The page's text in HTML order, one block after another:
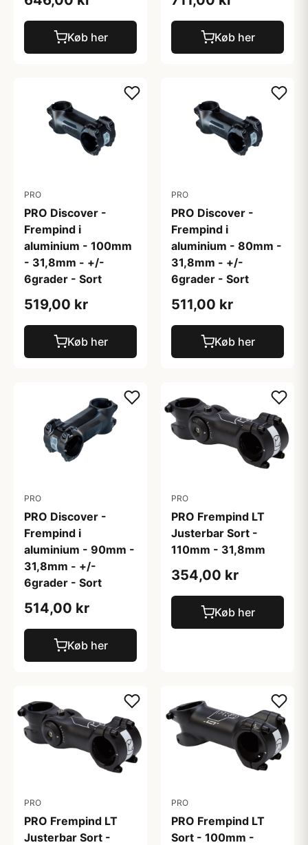
Køb her Køb her
PRO
PRO Discover -
Frempind i
aluminium - 100mm
- 31,8mm - +/-
6grader - Sort
519,00 kr
Køb her
PRO
PRO Discover -
Frempind i
aluminium - 80mm -
31,8mm - +/-
6grader - Sort
511,00 kr
Køb her
PRO
PRO Discover -
Frempind i
aluminium - 90mm -
31,8mm - +/-
6grader - Sort
514,00 kr
Køb her
PRO
PRO Frempind LT
Justerbar Sort -
110mm - 31,8mm
354,00 kr
Køb her
PRO
PRO Frempind LT
Justerbar Sort -
PRO
PRO Frempind LT
Sort - 100mm -